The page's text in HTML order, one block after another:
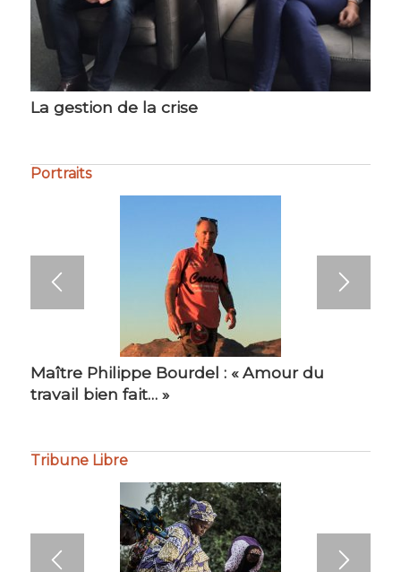
La gestion de la crise
Portraits
Maître Philippe Bourdel : « Amour du
travail bien fait… »
Tribune Libre